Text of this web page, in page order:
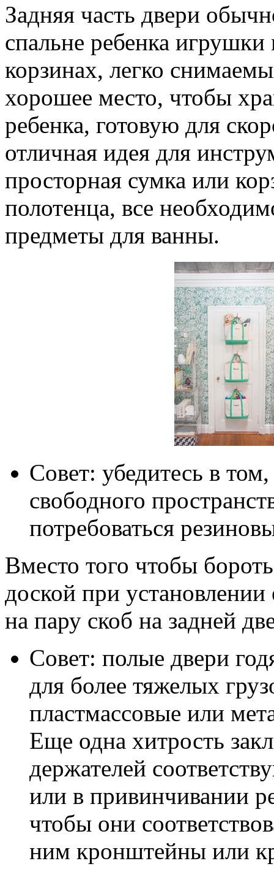
Задняя часть двери
спальне ребенка
корзинах, легко
хорошее место, чтобы
ребенка, готовую для
отличная идея для
просторная сумка или
полотенца, все
предметы для ванны.
Совет: убедитесь в
свободного
потребоваться
Вместо того чтобы
доской при
на пару скоб на задней
Совет: полые двери
для более тяжелых
пластмассовые или
Еще одна хитрость
держателей
или в привинчивании
чтобы они
ним кронштейны или